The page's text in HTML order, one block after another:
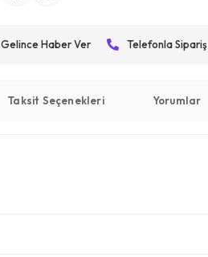
Gelince Haber Ver Telefonla Sipariş
Taksit Seçenekleri Yorumlar